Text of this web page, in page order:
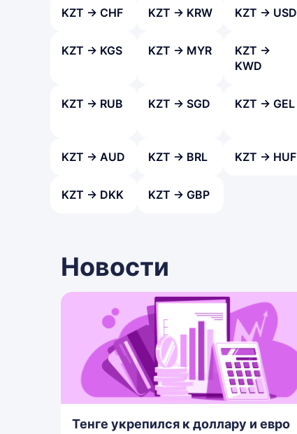
KZT → CHF KZT → KRW KZT → USD
KZT → KGS KZT → MYR
KZT →
KWD
KZT → RUB KZT → SGD KZT → GEL
KZT → AUD KZT → BRL KZT → HUF
KZT → DKK KZT → GBP
Новости
Тенге укрепился к доллару и евро